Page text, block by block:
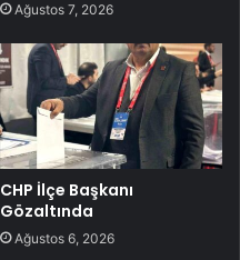
Ağustos 7, 2026
CHP İlçe Başkanı
Gözaltında
Ağustos 6, 2026